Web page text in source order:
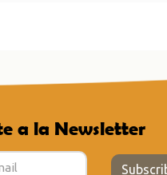
a la Newsletter